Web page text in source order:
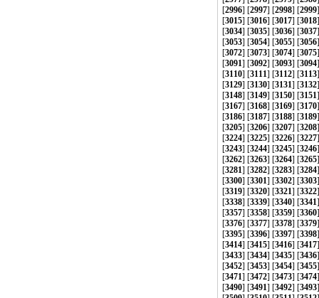
[2996] [2997] [2998] [2999
[3015] [3016] [3017] [3018
[3034] [3035] [3036] [3037
[3053] [3054] [3055] [3056
[3072] [3073] [3074] [3075
[3091] [3092] [3093] [3094
[3110] [3111] [3112] [3113
[3129] [3130] [3131] [3132
[3148] [3149] [3150] [3151
[3167] [3168] [3169] [3170
[3186] [3187] [3188] [3189
[3205] [3206] [3207] [3208
[3224] [3225] [3226] [3227
[3243] [3244] [3245] [3246
[3262] [3263] [3264] [3265
[3281] [3282] [3283] [3284
[3300] [3301] [3302] [3303
[3319] [3320] [3321] [3322
[3338] [3339] [3340] [3341
[3357] [3358] [3359] [3360
[3376] [3377] [3378] [3379
[3395] [3396] [3397] [3398
[3414] [3415] [3416] [3417
[3433] [3434] [3435] [3436
[3452] [3453] [3454] [3455
[3471] [3472] [3473] [3474
[3490] [3491] [3492] [3493